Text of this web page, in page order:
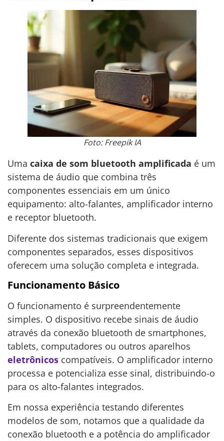
Foto: Freepik IA
Uma caixa de som bluetooth amplificada é um
sistema de áudio que combina três
componentes essenciais em um único
equipamento: alto-falantes, amplificador interno
e receptor bluetooth.
Diferente dos sistemas tradicionais que exigem
componentes separados, esses dispositivos
oferecem uma solução completa e integrada.
Funcionamento Básico
O funcionamento é surpreendentemente
simples. O dispositivo recebe sinais de áudio
através da conexão bluetooth de smartphones,
tablets, computadores ou outros aparelhos
eletrônicos compatíveis. O amplificador interno
processa e potencializa esse sinal, distribuindo-o
para os alto-falantes integrados.
Em nossa experiência testando diferentes
modelos de som, notamos que a qualidade da
conexão bluetooth e a potência do amplificador